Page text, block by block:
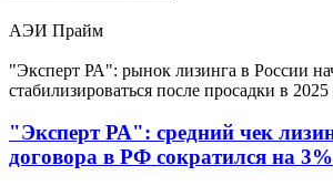
АЭИ Прайм
"Эксперт РА": рынок лизинга в России
стабилизироваться после просадки в 2025
"Эксперт РА": средний чек
договора в РФ сократился на 3%